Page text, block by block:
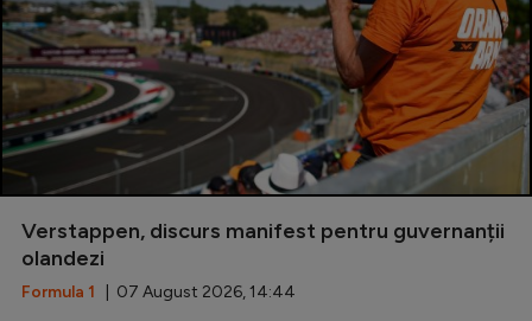
Verstappen, discurs manifest pentru guvernanții
olandezi
Formula 1 | 07 August 2026, 14:44